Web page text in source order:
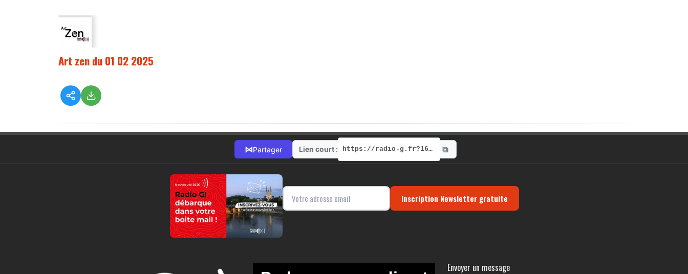
Art zen du 01 02 2025
⋈Partager Lien court : https://radio-g.fr?16767 ⧉
Inscription Newsletter gratuite
Envoyer un message